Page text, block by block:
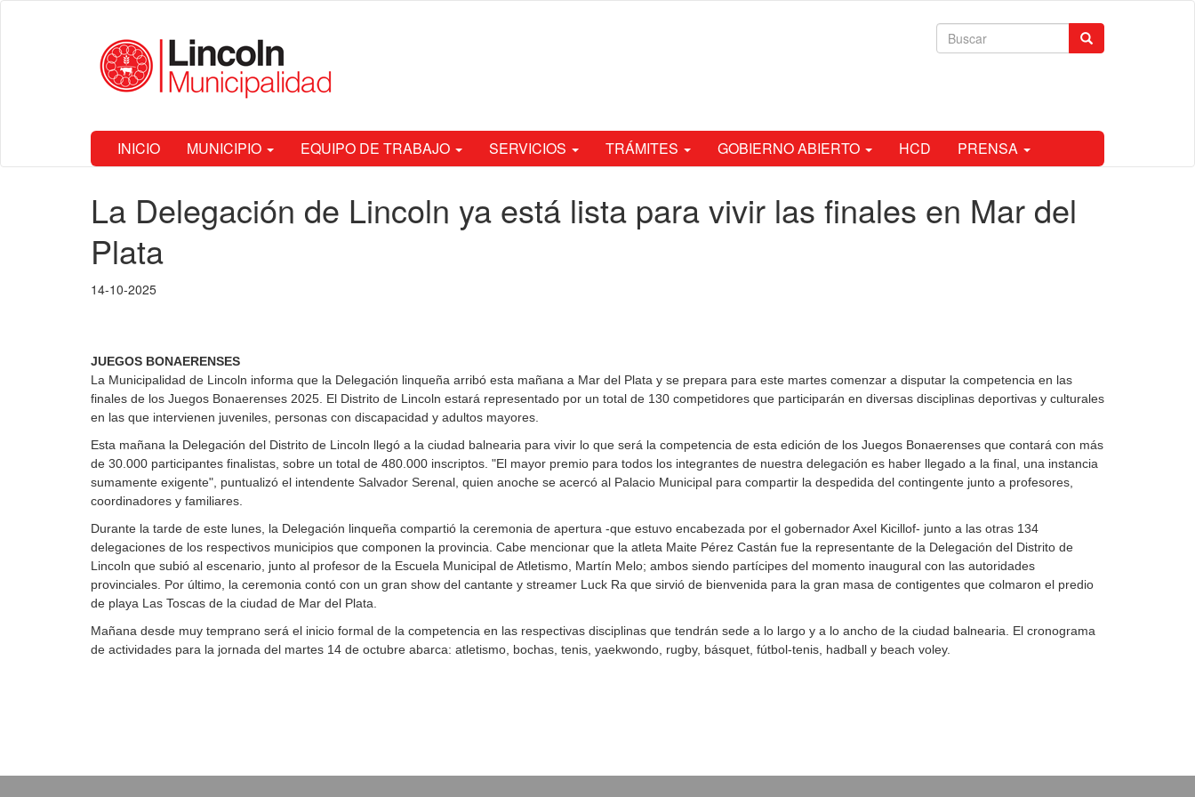
de Lincoln
Formulario
INICIO MUNICIPIO EQUIPO DE TRABAJO SERVICIOS TRÁMITES GOBIERNO ABIERTO HCD PRENSA
Contenido
principal
La Delegación de Lincoln ya está lista para vivir las finales en Mar del
Plata
14-10-2025
JUEGOS BONAERENSES
La Municipalidad de Lincoln informa que la Delegación linqueña arribó esta mañana a Mar del Plata y se prepara para este martes comenzar a disputar la competencia en las
finales de los Juegos Bonaerenses 2025. El Distrito de Lincoln estará representado por un total de 130 competidores que participarán en diversas disciplinas deportivas y culturales
en las que intervienen juveniles, personas con discapacidad y adultos mayores.
Esta mañana la Delegación del Distrito de Lincoln llegó a la ciudad balnearia para vivir lo que será la competencia de esta edición de los Juegos Bonaerenses que contará con más
de 30.000 participantes finalistas, sobre un total de 480.000 inscriptos. "El mayor premio para todos los integrantes de nuestra delegación es haber llegado a la final, una instancia
sumamente exigente", puntualizó el intendente Salvador Serenal, quien anoche se acercó al Palacio Municipal para compartir la despedida del contingente junto a profesores,
coordinadores y familiares.
Durante la tarde de este lunes, la Delegación linqueña compartió la ceremonia de apertura -que estuvo encabezada por el gobernador Axel Kicillof- junto a las otras 134
delegaciones de los respectivos municipios que componen la provincia. Cabe mencionar que la atleta Maite Pérez Castán fue la representante de la Delegación del Distrito de
Lincoln que subió al escenario, junto al profesor de la Escuela Municipal de Atletismo, Martín Melo; ambos siendo partícipes del momento inaugural con las autoridades
provinciales. Por último, la ceremonia contó con un gran show del cantante y streamer Luck Ra que sirvió de bienvenida para la gran masa de contigentes que colmaron el predio
de playa Las Toscas de la ciudad de Mar del Plata.
Mañana desde muy temprano será el inicio formal de la competencia en las respectivas disciplinas que tendrán sede a lo largo y a lo ancho de la ciudad balnearia. El cronograma
de actividades para la jornada del martes 14 de octubre abarca: atletismo, bochas, tenis, yaekwondo, rugby, básquet, fútbol-tenis, hadball y beach voley.